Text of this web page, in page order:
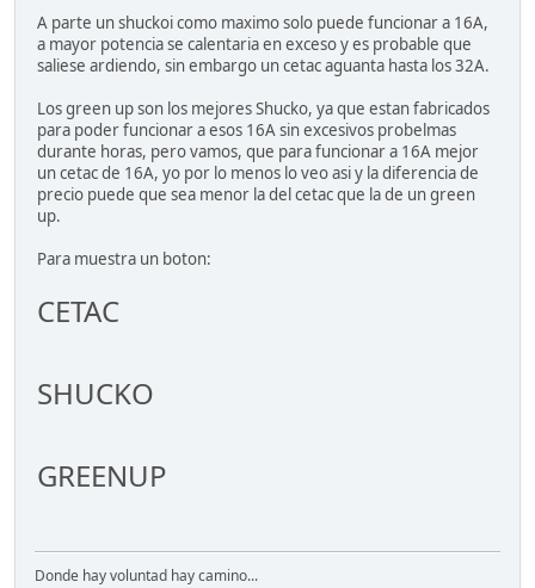
A parte un shuckoi como maximo solo puede funcionar a 16A,
a mayor potencia se calentaria en exceso y es probable que
saliese ardiendo, sin embargo un cetac aguanta hasta los 32A.
Los green up son los mejores Shucko, ya que estan fabricados
para poder funcionar a esos 16A sin excesivos probelmas
durante horas, pero vamos, que para funcionar a 16A mejor
un cetac de 16A, yo por lo menos lo veo asi y la diferencia de
precio puede que sea menor la del cetac que la de un green
up.
Para muestra un boton:
CETAC
SHUCKO
GREENUP
Donde hay voluntad hay camino...